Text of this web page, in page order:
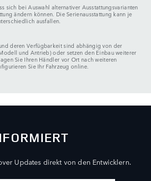
sich bei Auswahl alternativer Ausstattungsvarianten
ändern können. Die Serienausstattung kann je
ausfallen.
deren Verfügbarkeit sind abhängig von der
und Antrieb) oder setzen den Einbau weiterer
Sie Ihren Händler vor Ort nach weiteren
Sie Ihr Fahrzeug online.
Updates direkt von den Entwicklern.